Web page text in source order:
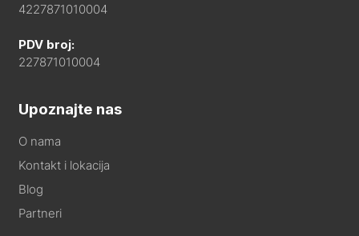
4227871010004
PDV broj:
227871010004
Upoznajte nas
O nama
Kontakt i lokacija
Blog
Partneri